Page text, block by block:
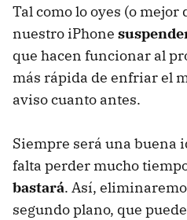
Tal como lo oyes (o mejor
nuestro iPhone
que hacen funcionar al
más rápida de enfriar el
aviso cuanto antes.
Siempre será una buena
falta perder mucho
bastará. Así,
segundo plano, que